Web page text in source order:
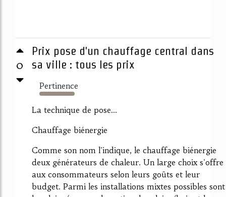
0
Prix pose d'un chauffage central dans
sa ville : tous les prix
Pertinence
4349%
La technique de pose...
Chauffage biénergie
Comme son nom l'indique, le chauffage biénergie
deux générateurs de chaleur. Un large choix s'offre
aux consommateurs selon leurs goûts et leur
budget. Parmi les installations mixtes possibles sont